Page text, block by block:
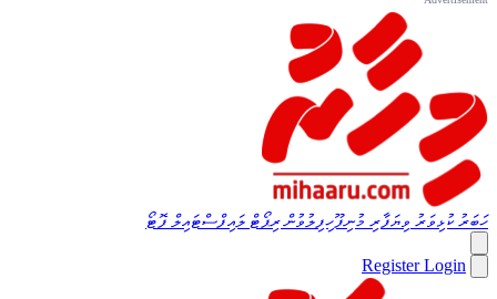
ހަބަރުކުޅިވަރު ވިޔަފާރި މުނިފޫހިފިލުވުންރިޕޯޓް ލައިފްސްޓައިލް ފޮޓޯ
RegisterLogin